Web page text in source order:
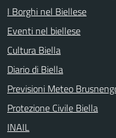
I Borghi nel Biellese
Eventi nel biellese
Cultura Biella
Diario di Biella
Previsioni Meteo
Protezione Civile Biella
INAIL